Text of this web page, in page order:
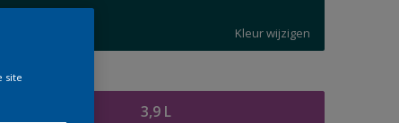
5020
Kleur wijzigen
3,9 L
site